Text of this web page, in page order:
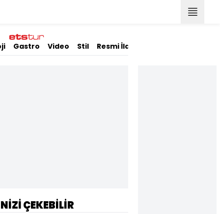
Gastro Video Stil Resmi İlanlar
ÇEKEBİLİR